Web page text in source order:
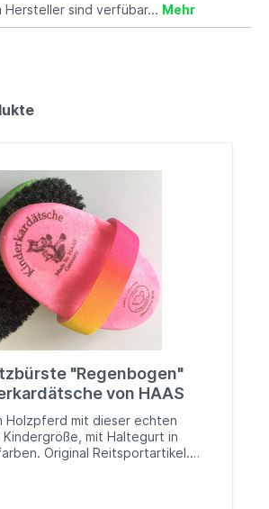
Hersteller sind verfübar... Mehr
"Regenbogen"
von HAAS
Holzpferd mit dieser echten
mit Haltegurt in
Original Reitsportartikel.